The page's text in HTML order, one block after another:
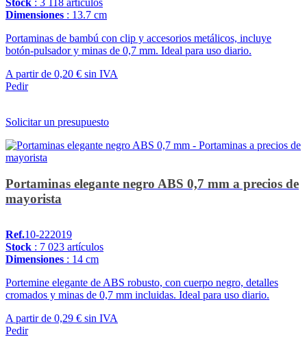
Dimensiones : 13.7 cm
Portaminas de bambú con clip y accesorios metálicos, incluye
botón-pulsador y minas de 0,7 mm. Ideal para uso diario.
A partir de 0,20 € sin IVA
Pedir
Solicitar un presupuesto
Portaminas elegante negro ABS 0,7 mm a precios de
mayorista
Ref.10-222019
Stock : 7 023 artículos
Dimensiones : 14 cm
Portemine elegante de ABS robusto, con cuerpo negro, detalles
cromados y minas de 0,7 mm incluidas. Ideal para uso diario.
A partir de 0,29 € sin IVA
Pedir